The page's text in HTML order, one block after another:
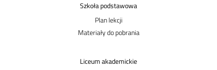
Szkoła podstawowa
Plan lekcji
Materiały do pobrania
Liceum akademickie